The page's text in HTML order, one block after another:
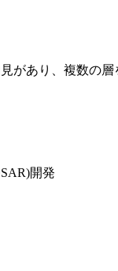
があり、複数の層
開発